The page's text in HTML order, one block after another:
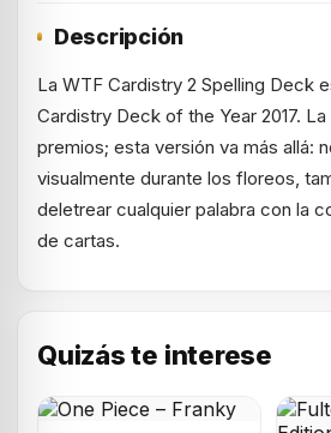
Descripción
La WTF Cardistry 2 Spelling Deck
Cardistry Deck of the Year 2017.
premios; esta versión va más allá:
visualmente durante los floreos,
deletrear cualquier palabra con la
de cartas.
Quizás te interese